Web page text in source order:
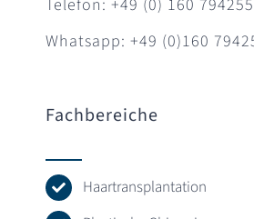
Telefon: +49 (0) 160
Whatsapp: +49 (0)160
Fachbereiche
Haartransplantation